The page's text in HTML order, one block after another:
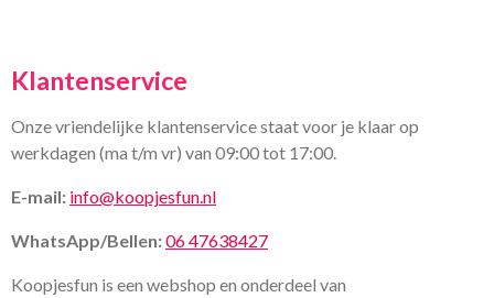
Klantenservice
Onze vriendelijke klantenservice staat voor je klaar op
werkdagen (ma t/m vr) van 09:00 tot 17:00.
E-mail: info@koopjesfun.nl
WhatsApp/Bellen:06 47638427
Koopjesfun is een webshop en onderdeel van